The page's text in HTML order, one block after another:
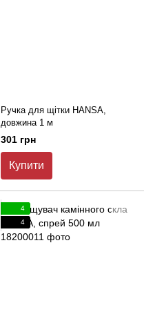
Ручка для щітки HANSA,
довжина 1 м
301 грн
Купити
4
4